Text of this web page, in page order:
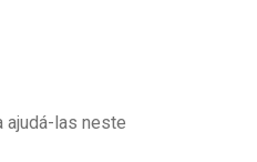
ajudá-las neste